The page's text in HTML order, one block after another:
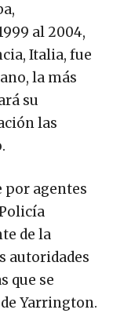
al 2004,
Italia, fue
la más
su
las
por agentes
de la
autoridades
que se
Yarrington.